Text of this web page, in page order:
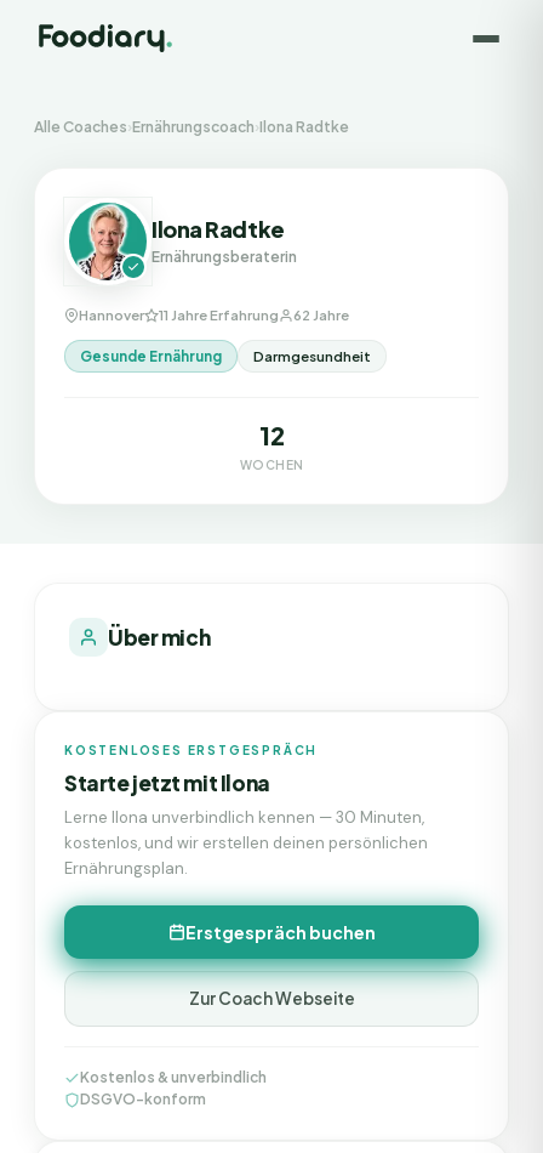
Alle Coaches›Ernährungscoach›Ilona Radtke
Ilona Radtke
Ernährungsberaterin
Hannover 11 Jahre Erfahrung 62 Jahre
Gesunde Ernährung Darmgesundheit
12
WOCHEN
Über mich
KOSTENLOSES ERSTGESPRÄCH
Starte jetzt mitIlona
Lerne Ilona unverbindlich kennen — 30 Minuten,
kostenlos, und wir erstellen deinen persönlichen
Ernährungsplan.
Erstgespräch buchen
Zur Coach Webseite
Kostenlos & unverbindlich
DSGVO-konform